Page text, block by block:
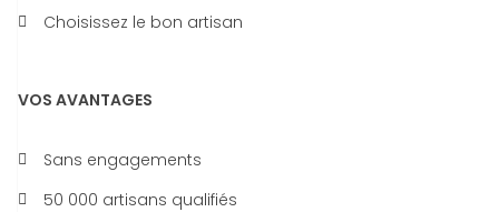
Choisissez le bon artisan
VOS AVANTAGES
Sans engagements
50 000 artisans qualifiés